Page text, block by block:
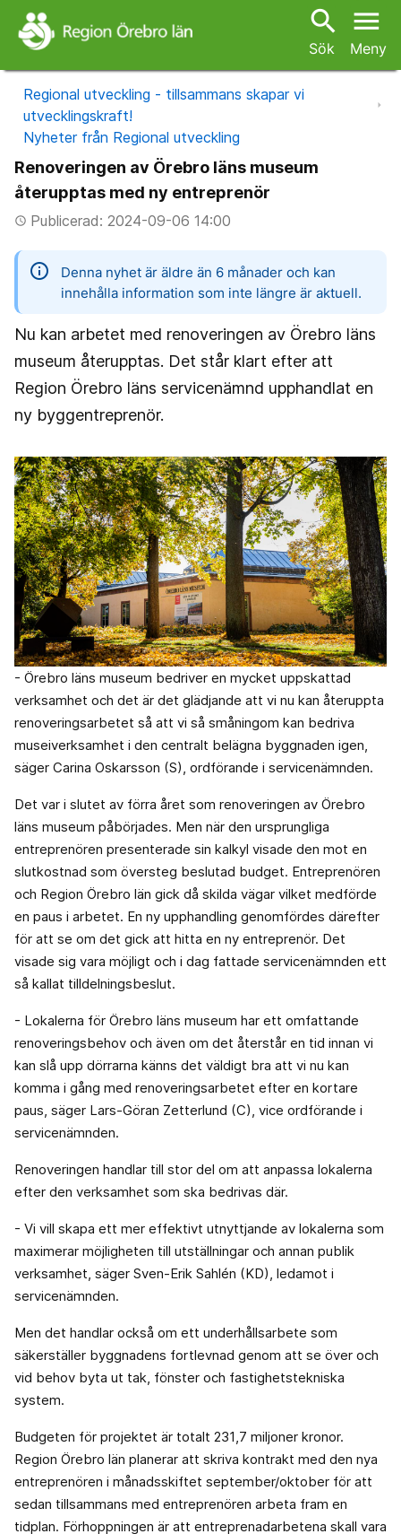
search
Sök
menu
Meny
Regional utveckling - tillsammans skapar vi
utvecklingskraft!
Nyheter från Regional utveckling
Renoveringen av Örebro läns museum
återupptas med ny entreprenör
access_timePublicerad: 2024-09-06 14:00
information
Denna nyhet är äldre än 6 månader och kan
innehålla information som inte längre är aktuell.
Nu kan arbetet med renoveringen av Örebro läns
museum återupptas. Det står klart efter att
Region Örebro läns servicenämnd upphandlat en
ny byggentreprenör.
- Örebro läns museum bedriver en mycket uppskattad
verksamhet och det är det glädjande att vi nu kan återuppta
renoveringsarbetet så att vi så småningom kan bedriva
museiverksamhet i den centralt belägna byggnaden igen,
säger Carina Oskarsson (S), ordförande i servicenämnden.
Det var i slutet av förra året som renoveringen av Örebro
läns museum påbörjades. Men när den ursprungliga
entreprenören presenterade sin kalkyl visade den mot en
slutkostnad som översteg beslutad budget. Entreprenören
och Region Örebro län gick då skilda vägar vilket medförde
en paus i arbetet. En ny upphandling genomfördes därefter
för att se om det gick att hitta en ny entreprenör. Det
visade sig vara möjligt och i dag fattade servicenämnden ett
så kallat tilldelningsbeslut.
- Lokalerna för Örebro läns museum har ett omfattande
renoveringsbehov och även om det återstår en tid innan vi
kan slå upp dörrarna känns det väldigt bra att vi nu kan
komma i gång med renoveringsarbetet efter en kortare
paus, säger Lars-Göran Zetterlund (C), vice ordförande i
servicenämnden.
Renoveringen handlar till stor del om att anpassa lokalerna
efter den verksamhet som ska bedrivas där.
- Vi vill skapa ett mer effektivt utnyttjande av lokalerna som
maximerar möjligheten till utställningar och annan publik
verksamhet, säger Sven-Erik Sahlén (KD), ledamot i
servicenämnden.
Men det handlar också om ett underhållsarbete som
säkerställer byggnadens fortlevnad genom att se över och
vid behov byta ut tak, fönster och fastighetstekniska
system.
Budgeten för projektet är totalt 231,7 miljoner kronor.
Region Örebro län planerar att skriva kontrakt med den nya
entreprenören i månadsskiftet september/oktober för att
sedan tillsammans med entreprenören arbeta fram en
tidplan. Förhoppningen är att entreprenadarbetena skall vara